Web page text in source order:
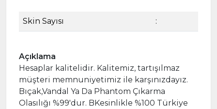
Skin Sayısı :
Açıklama
Hesaplar kalitelidir. Kalitemiz, tartışılmaz
müşteri memnuniyetimiz ile karşınızdayız.
Bıçak,Vandal Ya Da Phantom Çıkarma
Olasılığı %99'dur. BKesinlikle %100 Türkiye